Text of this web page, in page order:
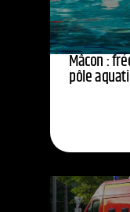
Mâcon :
pôle